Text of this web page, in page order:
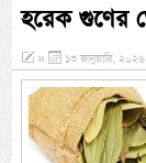
হরেক গুণের
» ১৩ জানুয়ারি,